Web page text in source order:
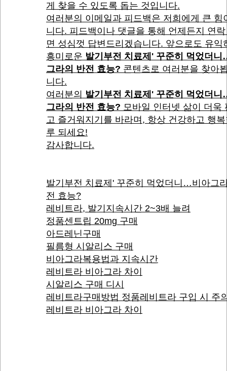
게 찾을 수 있도록 돕는 것입니다.
여러분의 이메일과 피드백은 저희에게 큰 힘
니다. 피드백이나 댓글을 통해 언제든지 연
면 성심껏 답변드리겠습니다. 앞으로도 유익
흥미로운 발기부전 치료제' 꾸준히 먹었더
그라의 반전 효능? 콘텐츠로 여러분을 찾아
니다.
여러분의 발기부전 치료제' 꾸준히 먹었더
그라의 반전 효능? 모바일 인터넷 삶이 더욱
고 즐거워지기를 바라며, 항상 건강하고 행
루 되세요!
감사합니다.
발기부전 치료제' 꾸준히 먹었더니…비아그
전 효능?
레비트라, 발기지속시간 2~3배 늘려
정품센트립 20mg 구매
아드레닌구매
필름형 시알리스 구매
비아그라복용법과 지속시간
레비트라 비아그라 차이
시알리스 구매 디시
레비트라구매방법 정품레비트라 구입 시 주
레비트라 비아그라 차이